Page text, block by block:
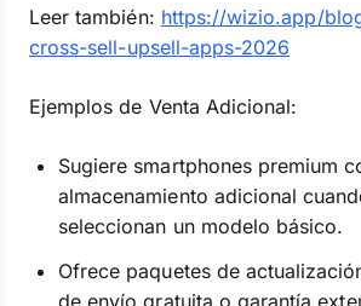
Leer también: https://wizio.app/
cross-sell-upsell-apps-2026
Ejemplos de Venta Adicional:
Sugiere smartphones premium
almacenamiento adicional
seleccionan un modelo básico.
Ofrece paquetes de
de envío gratuita o garantía